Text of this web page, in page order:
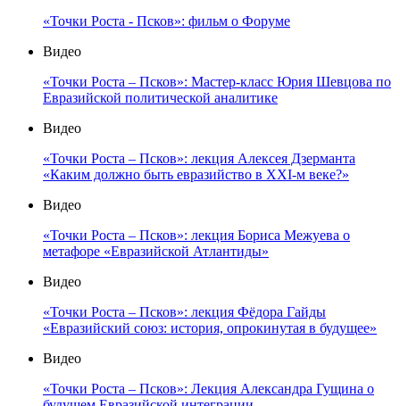
«Точки Роста - Псков»: фильм о Форуме
Видео
«Точки Роста – Псков»: Мастер-класс Юрия Шевцова по
Евразийской политической аналитике
Видео
«Точки Роста – Псков»: лекция Алексея Дзерманта
«Каким должно быть евразийство в XXI-м веке?»
Видео
«Точки Роста – Псков»: лекция Бориса Межуева о
метафоре «Евразийской Атлантиды»
Видео
«Точки Роста – Псков»: лекция Фёдора Гайды
«Евразийский союз: история, опрокинутая в будущее»
Видео
«Точки Роста – Псков»: Лекция Александра Гущина о